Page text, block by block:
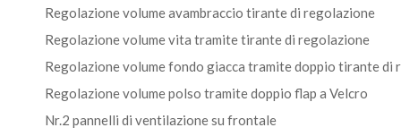
Regolazione volume avambraccio tirante di regolazione
Regolazione volume vita tramite tirante di regolazione
Regolazione volume fondo giacca tramite doppio tirante di
Regolazione volume polso tramite doppio flap a Velcro
Nr.2 pannelli di ventilazione su frontale